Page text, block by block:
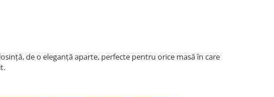
de o eleganță aparte, perfecte pentru orice masă în care